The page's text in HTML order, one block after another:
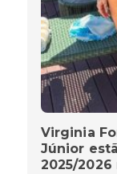
Virginia
Júnior
2025/2026